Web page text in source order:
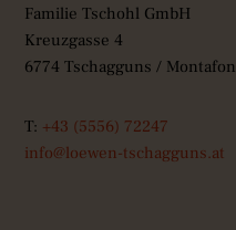
Familie Tschohl GmbH
Kreuzgasse 4
6774 Tschagguns / Montafon
T: +43 (5556) 72247
info@loewen-tschagguns.at